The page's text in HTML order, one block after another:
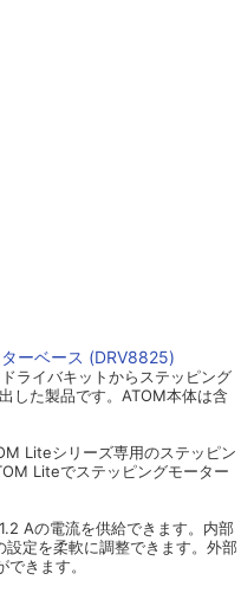
ーベース (DRV8825)
ライバキットからステッピング
した製品です。ATOM本体は含
Liteシリーズ専用のステッピン
Liteでステッピングモーター
Aの電流を供給できます。内部
定を柔軟に調整できます。外部
きます。